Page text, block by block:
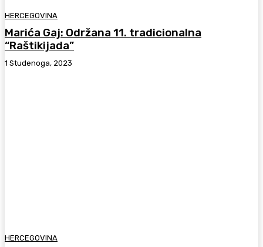
HERCEGOVINA
Marića Gaj: Održana 11. tradicionalna
“Raštikijada”
1 Studenoga, 2023
HERCEGOVINA